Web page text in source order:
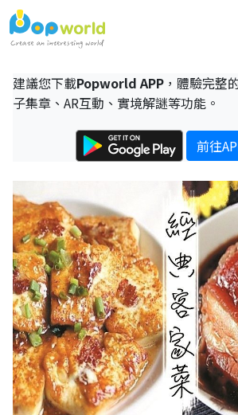
建議您下載Popworld APP ，體驗完整
子集章、AR互動、實境解謎等功能。
前往